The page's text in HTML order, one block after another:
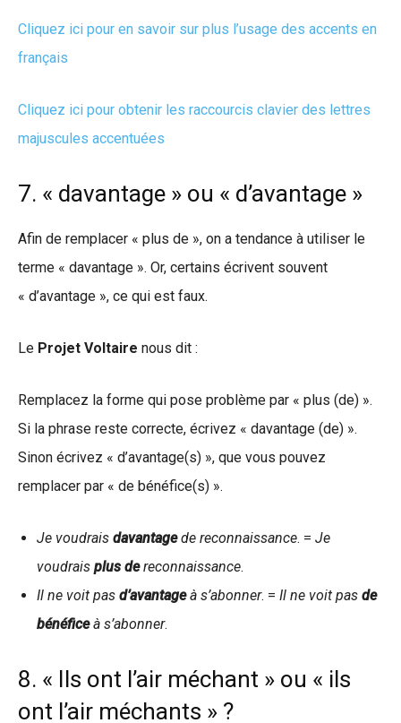
Cliquez ici pour en savoir sur plus l’usage des accents en
français
Cliquez ici pour obtenir les raccourcis clavier des lettres
majuscules accentuées
7. « davantage » ou « d’avantage »
Afin de remplacer « plus de », on a tendance à utiliser le
terme « davantage ». Or, certains écrivent souvent
« d’avantage », ce qui est faux.
Le Projet Voltaire nous dit :
Remplacez la forme qui pose problème par « plus (de) ».
Si la phrase reste correcte, écrivez « davantage (de) ».
Sinon écrivez « d’avantage(s) », que vous pouvez
remplacer par « de bénéfice(s) ».
Je voudrais davantagede reconnaissance. = Je
voudrais plus dereconnaissance.
Il ne voit pas d’avantageà s’abonner. = Il ne voit pas de
bénéficeà s’abonner.
8. « Ils ont l’air méchant » ou « ils
ont l’air méchants » ?